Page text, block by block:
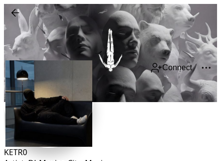
Connect
KETR0